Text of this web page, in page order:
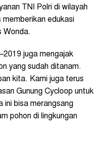
TNI Polri di wilayah
memberikan edukasi
Wonda.
juga mengajak
yang sudah ditanam.
kita. Kami juga terus
Gunung Cycloop untuk
ini bisa merangsang
pohon di lingkungan